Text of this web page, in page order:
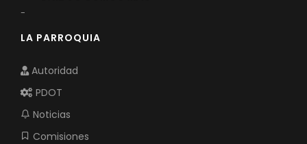
-
LA PARROQUIA
Autoridad
PDOT
Noticias
Comisiones